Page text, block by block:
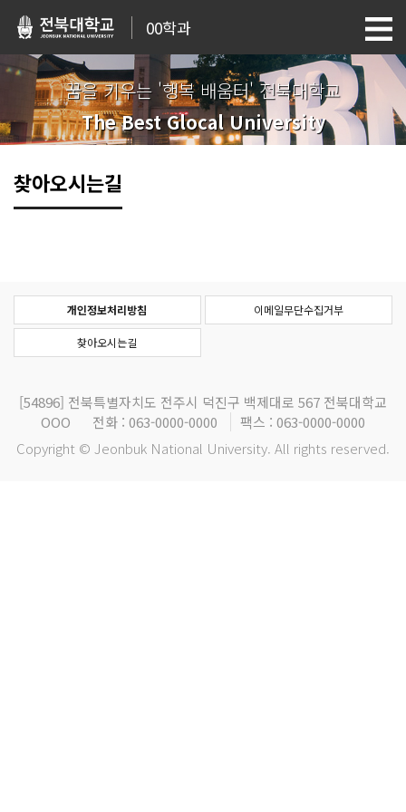
00학과
꿈을 키우는 '행복 배움터' 전북대학교
The Best Glocal University
찾아오시는길
개인정보처리방침 이메일무단수집거부
찾아오시는길
[54896] 전북특별자치도 전주시 덕진구 백제대로 567 전북대학교
OOO
전화 : 063-0000-0000
팩스 : 063-0000-0000
Copyright © Jeonbuk National University. All rights reserved.